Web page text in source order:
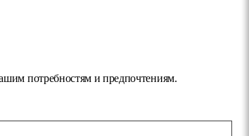
потребностям и предпочтениям.